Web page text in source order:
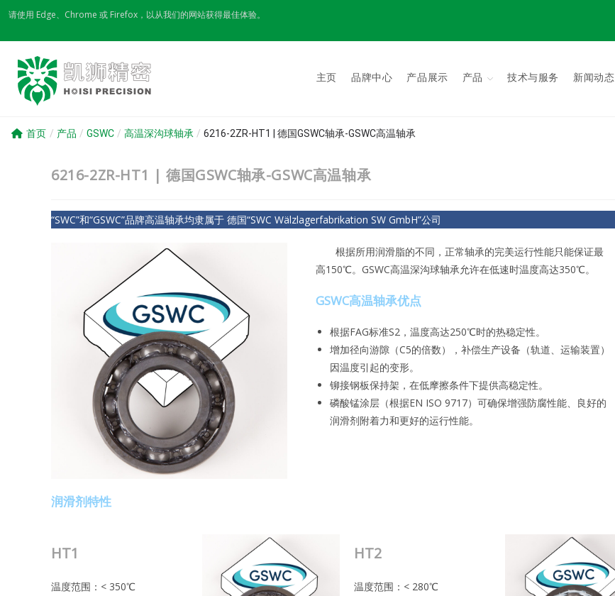
Skip
content
请使用 Edge、Chrome 或 Firefox，以从我们的网站获得最佳体验。
主页 品牌中心 产品展示 产品 技术与服务 新闻动态
首页 / 产品 / GSWC / 高温深沟球轴承 / 6216-2ZR-HT1 | 德国GSWC轴承-GSWC高温轴承
6216-2ZR-HT1 | 德国GSWC轴承-GSWC高温轴承
“SWC”和“GSWC”品牌高温轴承均隶属于 德国“SWC Wälzlagerfabrikation SW GmbH”公司
根据所用润滑脂的不同，正常轴承的完美运行性能只能保证最
高150℃。GSWC高温深沟球轴承允许在低速时温度高达350℃。
GSWC高温轴承优点
根据FAG标准S2，温度高达250℃时的热稳定性。
增加径向游隙（C5的倍数），补偿生产设备（轨道、运输装置）
因温度引起的变形。
铆接钢板保持架，在低摩擦条件下提供高稳定性。
磷酸锰涂层（根据EN ISO 9717）可确保增强防腐性能、良好的
润滑剂附着力和更好的运行性能。
润滑剂特性
HT1
温度范围：< 350℃
HT2
温度范围：< 280℃